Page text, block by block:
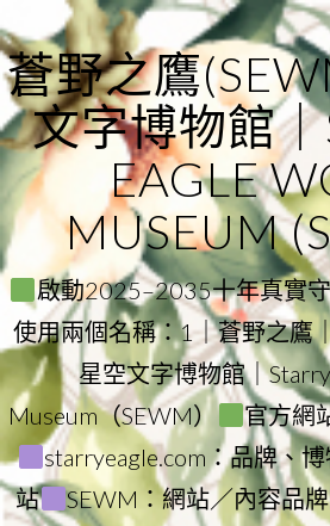
to
content
蒼野之鷹
文字博物館｜
EAGLE
MUSEUM
啟動2025–2035十年真實
使用兩個名稱：1｜蒼野之鷹
星空文字博物館｜
Museum（SEWM）
官方網
starryeagle.com：品牌、
站
SEWM：網站／內容品牌